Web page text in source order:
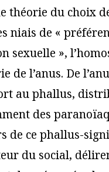
théorie du choix
niais de «
sexuelle »,
de l’anus. De
au phallus,
des
de ce phallus-
du social,